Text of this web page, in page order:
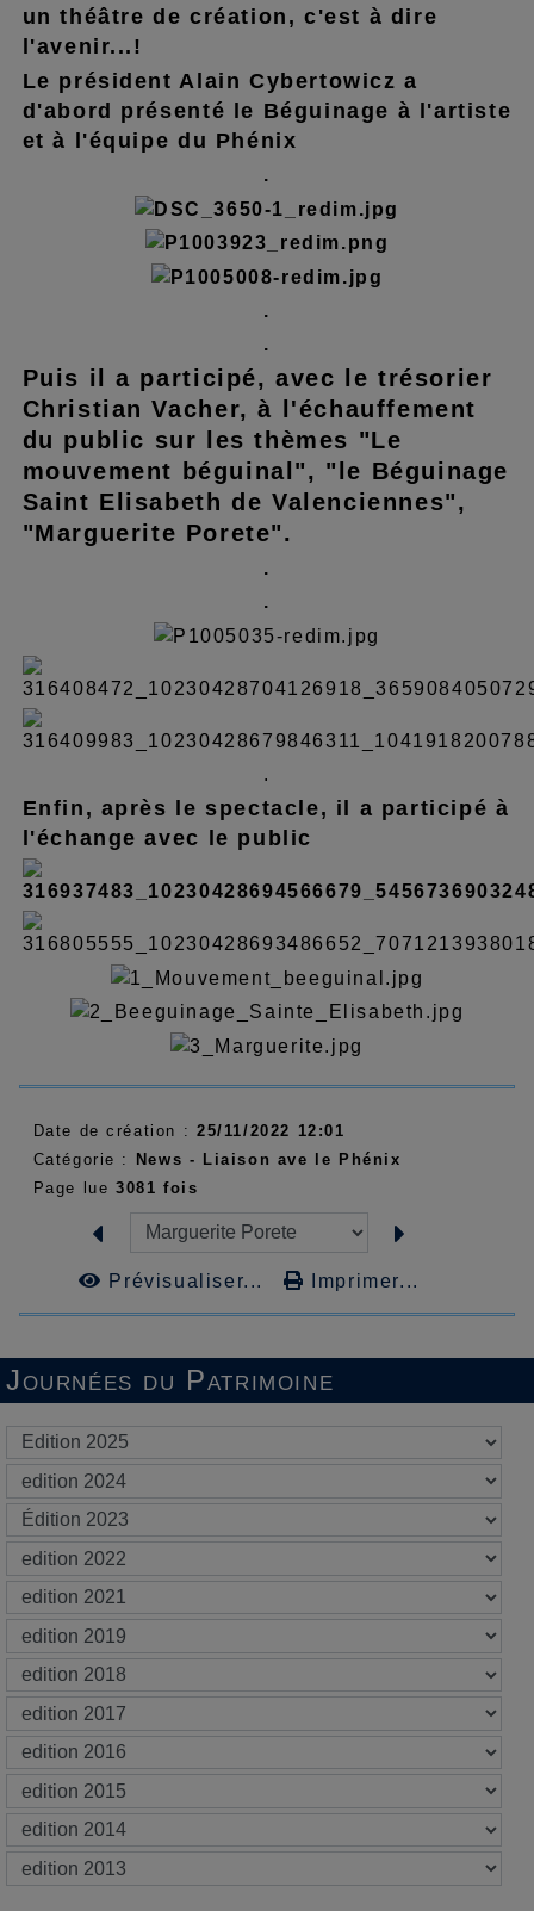
Journées du Patrimoine
un théâtre de création, c'est à dire
l'avenir...!
Le président Alain Cybertowicz a
d'abord présenté le Béguinage à l'artiste
et à l'équipe du Phénix
.
.
.
Puis il a participé, avec le trésorier
Christian Vacher, à l'échauffement
du public sur les thèmes "Le
mouvement béguinal", "le Béguinage
Saint Elisabeth de Valenciennes",
"Marguerite Porete".
.
.
.
Enfin, après le spectacle, il a participé à
l'échange avec le public
Date de création : 25/11/2022 12:01
Catégorie :
News - Liaison ave le Phénix
Page lue 3081 fois
Prévisualiser... Imprimer...